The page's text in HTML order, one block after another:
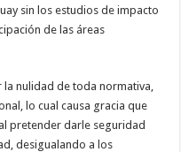
sin los estudios de impacto
de las áreas
la nulidad de toda normativa,
lo cual causa gracia que
pretender darle seguridad
desigualando a los